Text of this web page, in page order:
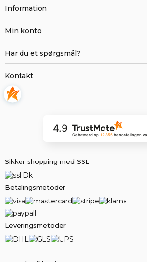
Information
Min konto
Har du et spørgsmål?
Kontakt
4.9
Gebaseerd op 12 355 beoordelingen
Sikker shopping med SSL
Betalingsmetoder
Leveringsmetoder